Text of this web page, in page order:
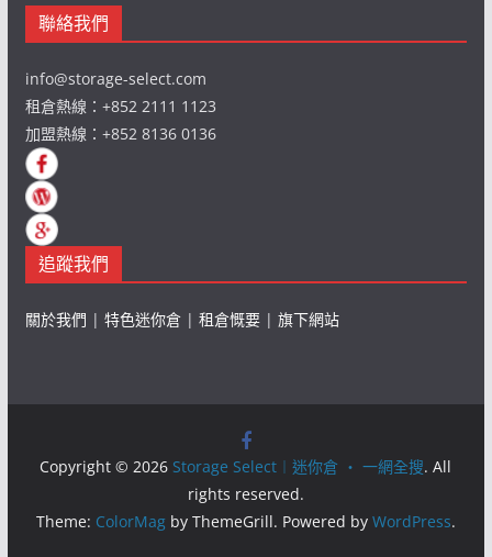
聯絡我們
info@storage-select.com
租倉熱線：+852 2111 1123
加盟熱線：+852 8136 0136
追蹤我們
關於我們 | 特色迷你倉| 租倉慨要| 旗下網站
Copyright © 2026 Storage Select︱迷你倉 ‧ 一網全搜. All
rights reserved.
Theme: ColorMagby ThemeGrill. Powered by WordPress.